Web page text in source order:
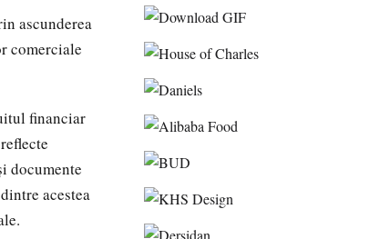
ascunderea
comerciale
financiar
documente
acestea